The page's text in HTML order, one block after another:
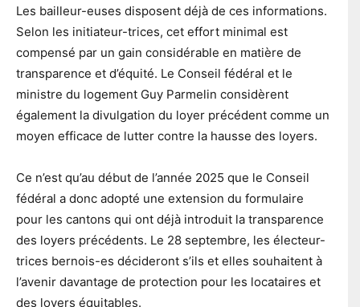
Les bailleur-euses disposent déjà de ces informations.
Selon les initiateur-trices, cet effort minimal est
compensé par un gain considérable en matière de
transparence et d’équité. Le Conseil fédéral et le
ministre du logement Guy Parmelin considèrent
également la divulgation du loyer précédent comme un
moyen efficace de lutter contre la hausse des loyers.
Ce n’est qu’au début de l’année 2025 que le Conseil
fédéral a donc adopté une extension du formulaire
pour les cantons qui ont déjà introduit la transparence
des loyers précédents. Le 28 septembre, les électeur-
trices bernois-es décideront s’ils et elles souhaitent à
l’avenir davantage de protection pour les locataires et
des loyers équitables.